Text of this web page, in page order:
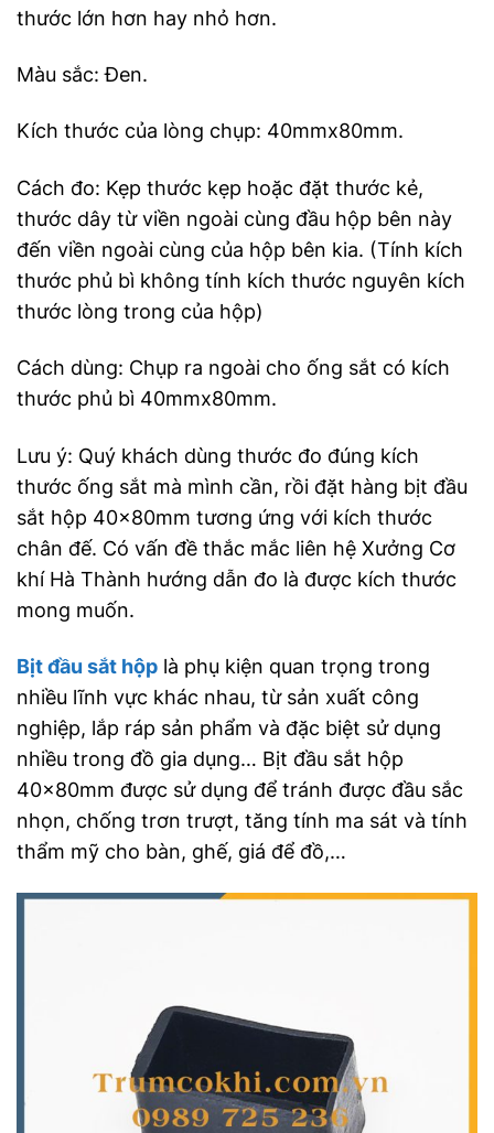
thước lớn hơn hay nhỏ hơn.
Màu sắc: Đen.
Kích thước của lòng chụp: 40mmx80mm.
Cách đo: Kẹp thước kẹp hoặc đặt thước kẻ,
thước dây từ viền ngoài cùng đầu hộp bên này
đến viền ngoài cùng của hộp bên kia. (Tính kích
thước phủ bì không tính kích thước nguyên kích
thước lòng trong của hộp)
Cách dùng: Chụp ra ngoài cho ống sắt có kích
thước phủ bì 40mmx80mm.
Lưu ý: Quý khách dùng thước đo đúng kích
thước ống sắt mà mình cần, rồi đặt hàng bịt đầu
sắt hộp 40x80mm tương ứng với kích thước
chân đế. Có vấn đề thắc mắc liên hệ Xưởng Cơ
khí Hà Thành hướng dẫn đo là được kích thước
mong muốn.
Bịt đầu sắt hộp là phụ kiện quan trọng trong
nhiều lĩnh vực khác nhau, từ sản xuất công
nghiệp, lắp ráp sản phẩm và đặc biệt sử dụng
nhiều trong đồ gia dụng… Bịt đầu sắt hộp
40x80mm được sử dụng để tránh được đầu sắc
nhọn, chống trơn trượt, tăng tính ma sát và tính
thẩm mỹ cho bàn, ghế, giá để đồ,…